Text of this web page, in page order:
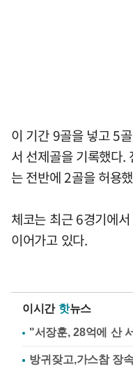
이 기간 9골을 넣고 5
서 선제골을 기록했다.
는 전반에 2골을 허용
체코는 최근 6경기에
이어가고 있다.
이시간 핫뉴스
"서장훈, 28억에 산